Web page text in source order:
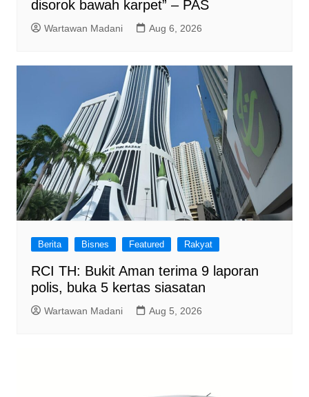
disorok bawah karpet” – PAS
Wartawan Madani Aug 6, 2026
Berita Bisnes Featured Rakyat
RCI TH: Bukit Aman terima 9 laporan
polis, buka 5 kertas siasatan
Wartawan Madani Aug 5, 2026